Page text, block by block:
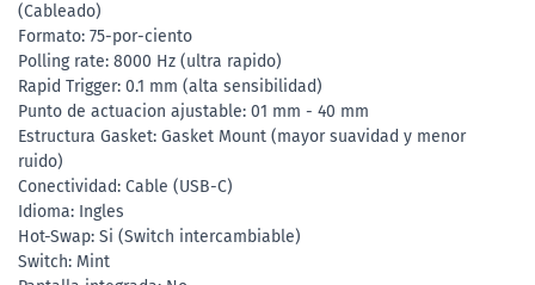
(Cableado)
Formato: 75-por-ciento
Polling rate: 8000 Hz (ultra rapido)
Rapid Trigger: 0.1 mm (alta sensibilidad)
Punto de actuacion ajustable: 01 mm - 40 mm
Estructura Gasket: Gasket Mount (mayor suavidad y menor
ruido)
Conectividad: Cable (USB-C)
Idioma: Ingles
Hot-Swap: Si (Switch intercambiable)
Switch: Mint